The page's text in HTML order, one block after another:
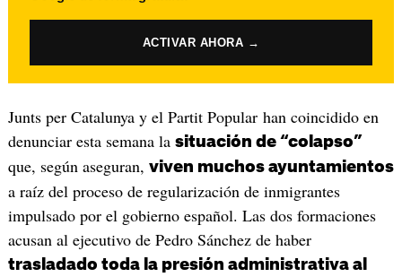
ACTIVAR AHORA →
Junts per Catalunya y el Partit Popular han coincidido en
denunciar esta semana la situación de “colapso”
que, según aseguran, viven muchos ayuntamientos
a raíz del proceso de regularización de inmigrantes
impulsado por el gobierno español. Las dos formaciones
acusan al ejecutivo de Pedro Sánchez de haber
trasladado toda la presión administrativa al